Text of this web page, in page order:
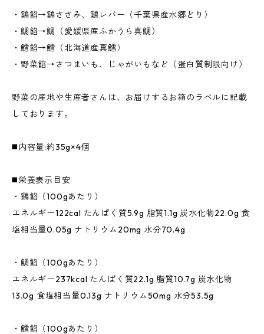
・鷄餡→鷄ささみ、鷄レバー（千葉県産水郷どり）
・鯛餡→鯛（愛媛県産ふかうら真鯛）
・鱈餡→鱈（北海道産真鱈）
・野菜餡→さつまいも、じゃがいもなど（蛋白質制限向け）
野菜の産地や生産者さんは、お届けするお箱のラベルに記載
しております。
◼️内容量:約35g×4個
◼️栄養表示目安
・鷄餡（100gあたり）
エネルギー122cal たんぱく質5.9g 脂質1.1g 炭水化物22.0g 食
塩相当量0.05g ナトリウム20mg 水分70.4g
・鯛餡（100gあたり）
エネルギー237kcal たんぱく質22.1g 脂質10.7g 炭水化物
13.0g 食塩相当量0.13g ナトリウム50mg 水分53.5g
・鱈餡（100gあたり）